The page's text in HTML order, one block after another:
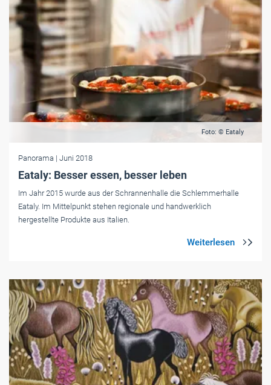
Foto: © Eataly
Panorama | Juni 2018
Eataly: Besser essen, besser leben
Im Jahr 2015 wurde aus der Schrannenhalle die Schlemmerhalle
Eataly. Im Mittelpunkt stehen regionale und handwerklich
hergestellte Produkte aus Italien.